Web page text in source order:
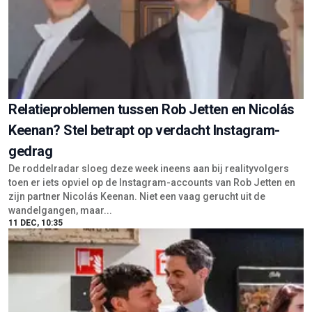
Relatieproblemen tussen Rob Jetten en Nicolás
Keenan? Stel betrapt op verdacht Instagram-
gedrag
De roddelradar sloeg deze week ineens aan bij realityvolgers
toen er iets opviel op de Instagram-accounts van Rob Jetten en
zijn partner Nicolás Keenan. Niet een vaag gerucht uit de
wandelgangen, maar...
11 DEC, 10:35